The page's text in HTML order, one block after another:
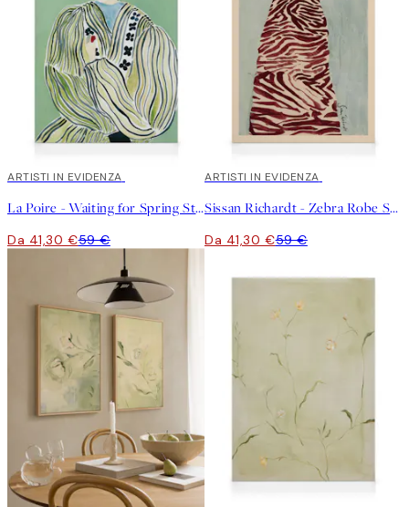
30%*
ARTISTI IN EVIDENZA
La Poire - Waiting for Spring Stampa su Tela
Da 41,30 €59 €
30%*
ARTISTI IN EVIDENZA
Sissan Richardt - Zebra Robe Stampa su Tela
Da 41,30 €59 €